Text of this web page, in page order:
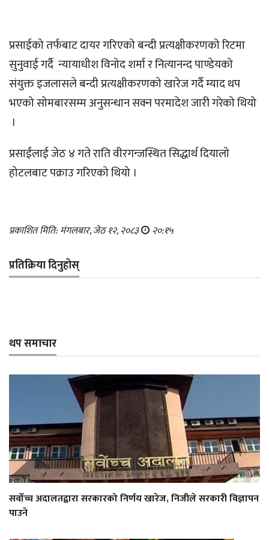
प्रसाईको तर्फबाट दायर गरिएको बन्दी प्रत्यक्षीकरणको रिटमा
सुनुवाई गर्दै न्यायाधीश विनोद शर्मा र नित्यानन्द पाण्डेयको
संयुक्त इजलासले बन्दी प्रत्यक्षीकरणको खारेज गर्दै म्याद थप
भएको सोमबारसम्म अनुसन्धान सक्न परमादेश जारी गरेको थियो
।
प्रसाईंलाई जेठ ४ गते राति वीरगन्जस्थित सिद्धार्थ दियालो
होटलबाट पक्राउ गरिएको थियो ।
प्रकाशित मिति: मंगलबार, जेठ १२, २०८३ २०:१५
प्रतिक्रिया दिनुहोस्
थप समाचार
सर्वोच्च अदालतद्वारा सरकारको निर्णय खारेज, निजीले सरकारी विज्ञापन
पाउने